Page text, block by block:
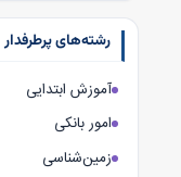
رشته‌های پرطرفدار
آموزش ابتدایی
امور بانکی
زمین‌شناسی